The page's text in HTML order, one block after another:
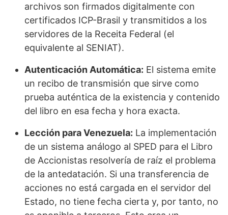
archivos son firmados digitalmente con
certificados ICP-Brasil y transmitidos a los
servidores de la Receita Federal (el
equivalente al SENIAT).
Autenticación Automática: El sistema emite
un recibo de transmisión que sirve como
prueba auténtica de la existencia y contenido
del libro en esa fecha y hora exacta.
Lección para Venezuela: La implementación
de un sistema análogo al SPED para el Libro
de Accionistas resolvería de raíz el problema
de la antedatación. Si una transferencia de
acciones no está cargada en el servidor del
Estado, no tiene fecha cierta y, por tanto, no